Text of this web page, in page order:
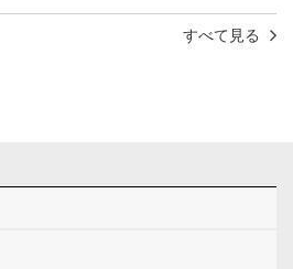
すべて見る